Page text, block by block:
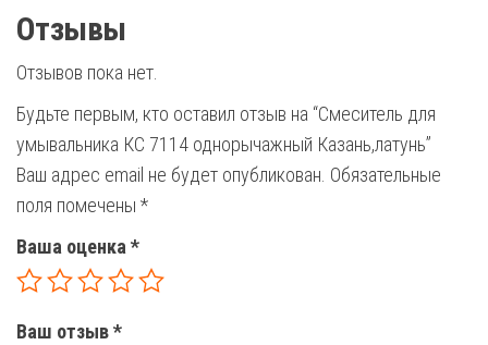
Отзывы
Отзывов пока нет.
Будьте первым, кто оставил отзыв на “Смеситель для
умывальника КС 7114 однорычажный Казань,латунь”
Ваш адрес email не будет опубликован. Обязательные
поля помечены *
Ваша оценка *
Ваш отзыв*